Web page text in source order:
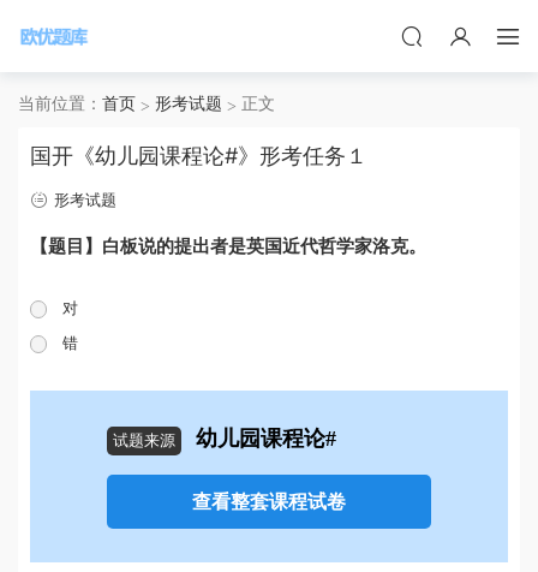
当前位置： 首页 形考试题 正文
国开《幼儿园课程论#》形考任务１
形考试题
【题目】白板说的提出者是英国近代哲学家洛克。
对
错
试题来源 幼儿园课程论#
查看整套课程试卷